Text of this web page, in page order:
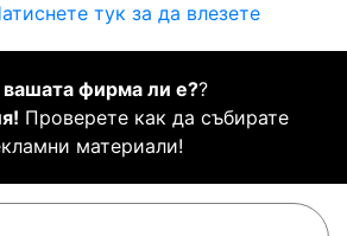
тук за да влезете
вашата фирма ли е??
Проверете как да събирате
материали!